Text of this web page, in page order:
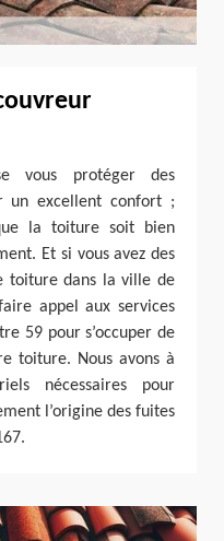
vous protéger des
un excellent confort ;
la toiture soit bien
Et si vous avez des
toiture dans la ville de
appel aux services
59 pour s’occuper de
toiture. Nous avons à
nécessaires pour
l’origine des fuites